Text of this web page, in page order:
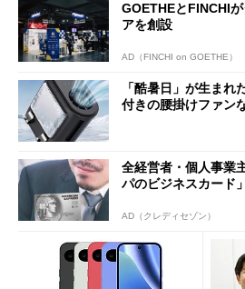
GOETHEとFINCHI
アを創設
AD（FINCHI on GOETHE）
「酷暑日」が生ま
付きの腰掛けファン
全経営者・個人事業
パのビジネスカード」
AD（クレディセゾン）